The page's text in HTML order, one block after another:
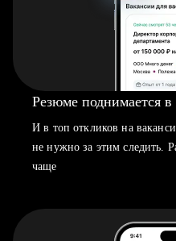
Резюме поднимается в
И в топ откликов на
не нужно за этим следить.
чаще